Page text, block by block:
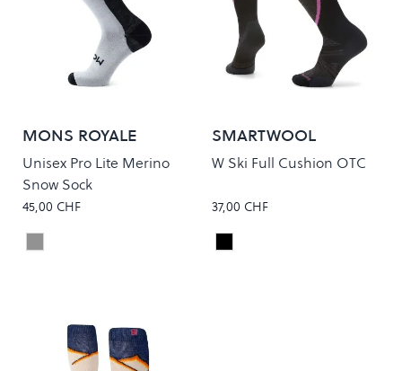
MONS ROYALE
Unisex Pro Lite Merino
Snow Sock
45,00 CHF
Colour
Grey Marle
SMARTWOOL
W Ski Full Cushion OTC
37,00 CHF
Colour
Black